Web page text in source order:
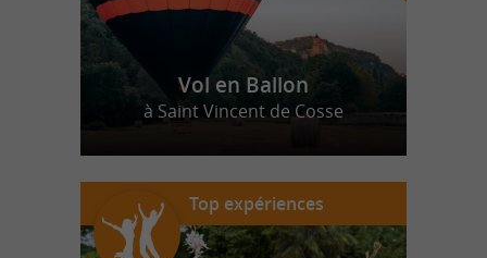
Vol en Ballon
à Saint Vincent de Cosse
Top expériences